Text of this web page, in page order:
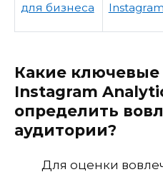
для бизнеса
Instagram
Какие
Instagram
определить
аудитории?
Для оценки